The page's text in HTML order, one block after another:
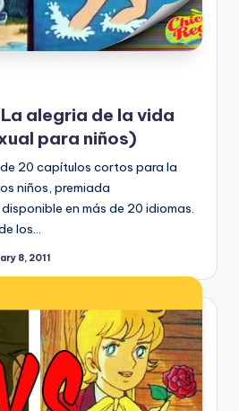
alegria de la vida
para niños)
20 capí­tulos cortos para la
niños, premiada
en más de 20 idiomas.
los…
8, 2011